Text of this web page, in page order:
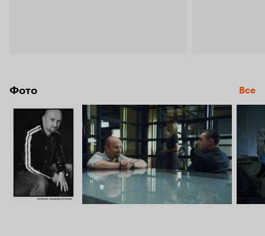
Фото Все